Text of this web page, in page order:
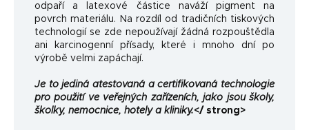
odpaří a latexové částice naváží pigment na
povrch materiálu. Na rozdíl od tradičních tiskových
technologií se zde nepoužívají žádná rozpouštědla
ani karcinogenní přísady, které i mnoho dní po
výrobě velmi zapáchají.
Je to jediná atestovaná a certifikovaná technologie
pro použití ve veřejných zařízeních, jako jsou školy,
školky, nemocnice, hotely a kliniky.</ strong>